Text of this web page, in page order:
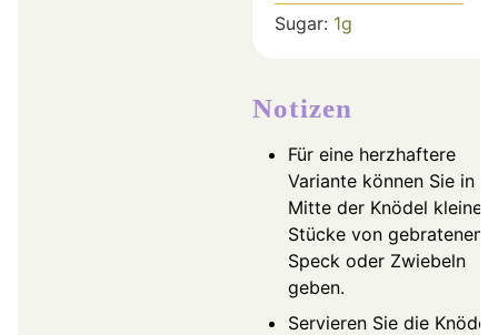
Sugar: 1g
Notizen
Für eine herzhaftere
Variante können Sie in
Mitte der Knödel kleine
Stücke von gebratenem
Speck oder Zwiebeln
geben.
Servieren Sie die Knödel